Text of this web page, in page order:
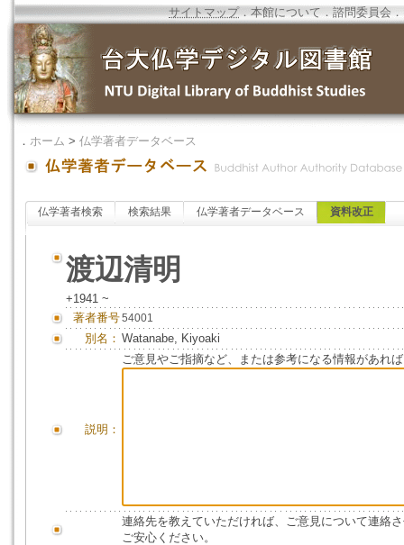
サイトマップ．本館について ．諮問委員会 ．
． ホーム > 仏学著者データベース
仏学著者検索 検索結果 仏学著者データベース 資料改正
渡辺清明
+1941 ~
著者番号54001
別名： Watanabe, Kiyoaki
説明：
ご意見やご指摘など、または参考になる情報があれ
連絡先を教えていただければ、ご意見について連絡
ご安心ください。